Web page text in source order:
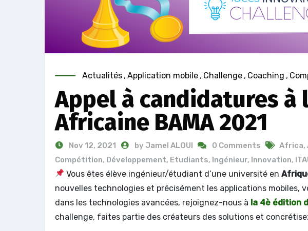
Actualités , Application mobile , Challenge , Coaching ,
Appel à candidatures
Africaine BAMA 2021
Nov 12, 2021 by Jamel ALOUI 0 Comments Africa,
Compétition, Développement, Etudiants, Ingénieur, Innovation,
Vous êtes élève ingénieur/étudiant d’une université en
nouvelles technologies et précisément les applications mobiles,
dans les technologies avancées, rejoignez-nous à la 4è édition
challenge, faites partie des créateurs des solutions et